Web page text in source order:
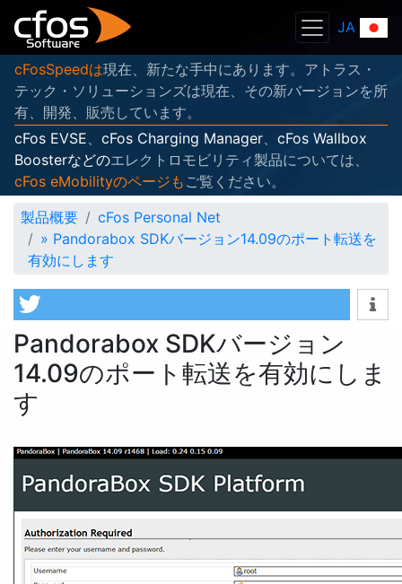
JA
cFosSpeedは現在、新たな手中にあります。アトラス・
テック・ソリューションズは現在、その新バージョンを所
有、開発、販売しています。
cFos EVSE、 cFos Charging Manager、 cFos Wallbox
Boosterなどのエレクトロモビリティ製品については、
cFos eMobilityのページも ご覧ください。
製品概要
cFos Personal Net
» Pandorabox SDKバージョン14.09のポート転送を
有効にします
Pandorabox SDKバージョン
14.09のポート転送を有効にしま
す